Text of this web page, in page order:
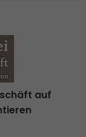
auf